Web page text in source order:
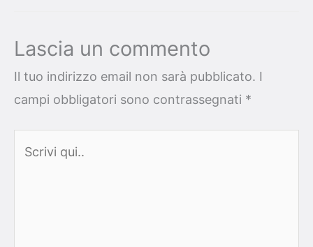
Lascia un commento
Il tuo indirizzo email non sarà pubblicato. I
campi obbligatori sono contrassegnati *